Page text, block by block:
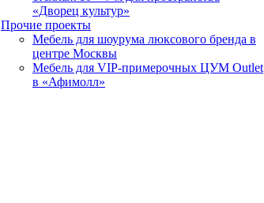
«Дворец культур»
Прочие проекты
Мебель для шоурума люксового бренда в
центре Москвы
Мебель для VIP-примерочных ЦУМ Outlet
в «Афимолл»